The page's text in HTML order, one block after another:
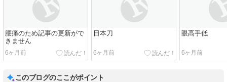
腰痛のため記事の更新がで
きません
6ヶ月前
日本刀
6ヶ月前
眼高手低
6ヶ月前
このブログのここがポイント